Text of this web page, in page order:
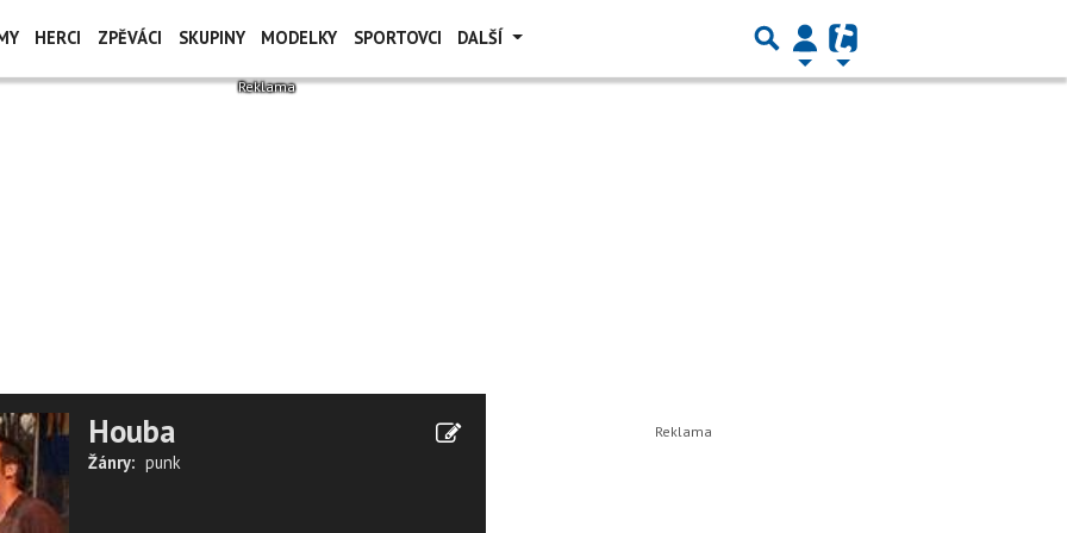
HERCI ZPĚVÁCI SKUPINY MODELKY SPORTOVCI DALŠÍ
Houba
Žánry: punk